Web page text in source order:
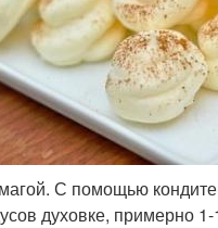
С помощью
духовке, примерно